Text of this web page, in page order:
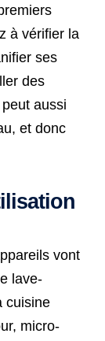
à vérifier la
ses
des
aussi
et donc
vont
lave-
cuisine
micro-